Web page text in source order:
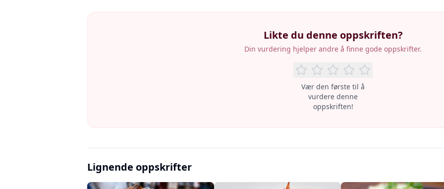
Likte du denne oppskriften?
Din vurdering hjelper andre å finne gode oppskrifter.
Vær den første til å
vurdere denne
oppskriften!
Lignende oppskrifter